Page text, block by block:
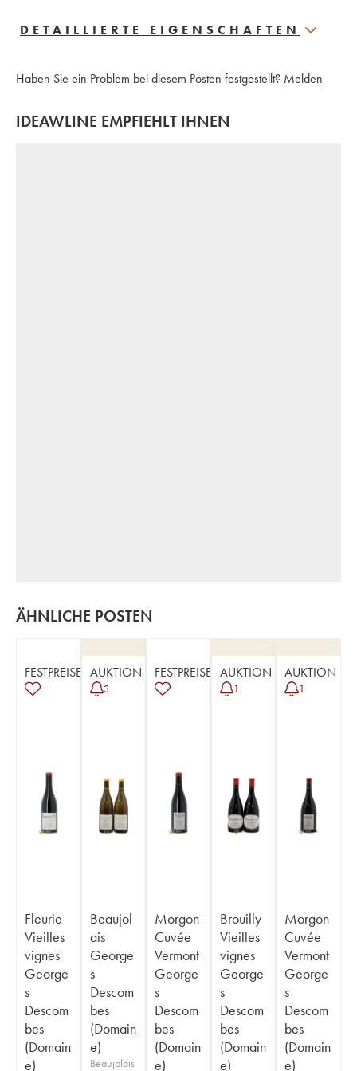
DETAILLIERTE EIGENSCHAFTEN
Haben Sie ein Problem bei diesem Posten festgestellt? Melden
IDEAWLINE EMPFIEHLT IHNEN
ÄHNLICHE POSTEN
FESTPREISE
Fleurie
Vieilles
vignes
George
s
Descom
bes
(Domain
e)
AUKTION
3
Beaujol
ais
George
s
Descom
bes
(Domain
e)
Beaujolais
FESTPREISE
Morgon
Cuvée
Vermont
George
s
Descom
bes
(Domain
e)
AUKTION
1
Brouilly
Vieilles
vignes
George
s
Descom
bes
(Domain
e)
AUKTION
1
Morgon
Cuvée
Vermont
George
s
Descom
bes
(Domain
e)